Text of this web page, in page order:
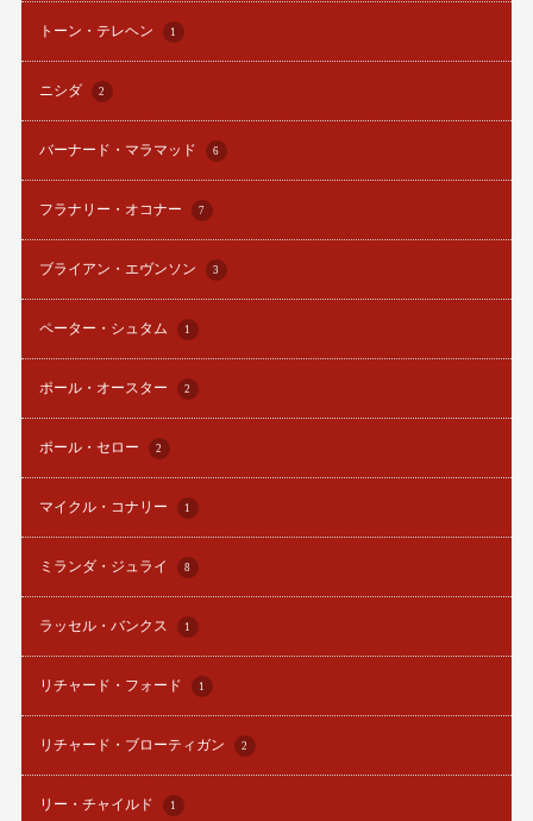
トーン・テレヘン 1
ニシダ 2
バーナード・マラマッド 6
フラナリー・オコナー 7
ブライアン・エヴンソン 3
ペーター・シュタム 1
ポール・オースター 2
ポール・セロー 2
マイクル・コナリー 1
ミランダ・ジュライ 8
ラッセル・バンクス 1
リチャード・フォード 1
リチャード・ブローティガン 2
リー・チャイルド 1